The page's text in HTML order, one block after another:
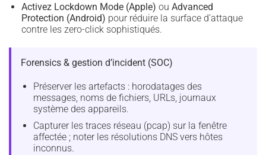
Activez Lockdown Mode (Apple) ou Advanced
Protection (Android) pour réduire la surface d’attaque
contre les zero-click sophistiqués.
Forensics & gestion d’incident (SOC)
Préserver les artefacts : horodatages des
messages, noms de fichiers, URLs, journaux
système des appareils.
Capturer les traces réseau (pcap) sur la fenêtre
affectée ; noter les résolutions DNS vers hôtes
inconnus.